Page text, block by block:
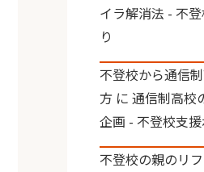
イラ解消法 - 不
り
不登校から通信
方 に通信制高校
企画 - 不登校支
不登校の親のリ